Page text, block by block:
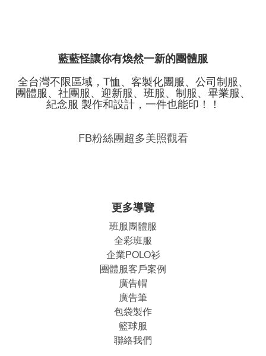
藍藍怪讓你有煥然一新的團體服
全台灣不限區域，T恤、客製化團服、公司制服、
團體服、社團服、迎新服、班服、制服、畢業服、
紀念服 製作和設計，一件也能印！！
FB粉絲團超多美照觀看
更多導覽
班服團體服
全彩班服
企業POLO衫
團體服客戶案例
廣告帽
廣告筆
包袋製作
籃球服
聯絡我們